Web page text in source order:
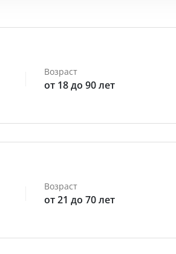
Возраст
от 18 до 90 лет
Возраст
от 21 до 70 лет